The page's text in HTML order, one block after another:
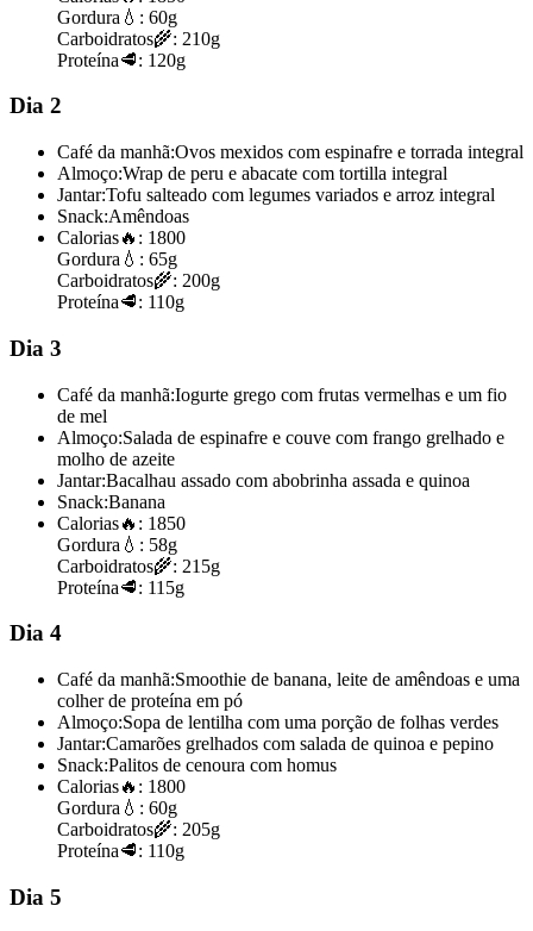
Gordura 💧: 60g
Carboidratos🌾: 210g
Proteína🥩: 120g
Dia 2
Café da manhã:Ovos mexidos com espinafre e torrada integral
Almoço:Wrap de peru e abacate com tortilla integral
Jantar:Tofu salteado com legumes variados e arroz integral
Snack:Amêndoas
Calorias🔥: 1800
Gordura 💧: 65g
Carboidratos🌾: 200g
Proteína🥩: 110g
Dia 3
Café da manhã:Iogurte grego com frutas vermelhas e um fio
de mel
Almoço:Salada de espinafre e couve com frango grelhado e
molho de azeite
Jantar:Bacalhau assado com abobrinha assada e quinoa
Snack:Banana
Calorias🔥: 1850
Gordura 💧: 58g
Carboidratos🌾: 215g
Proteína🥩: 115g
Dia 4
Café da manhã:Smoothie de banana, leite de amêndoas e uma
colher de proteína em pó
Almoço:Sopa de lentilha com uma porção de folhas verdes
Jantar:Camarões grelhados com salada de quinoa e pepino
Snack:Palitos de cenoura com homus
Calorias🔥: 1800
Gordura 💧: 60g
Carboidratos🌾: 205g
Proteína🥩: 110g
Dia 5